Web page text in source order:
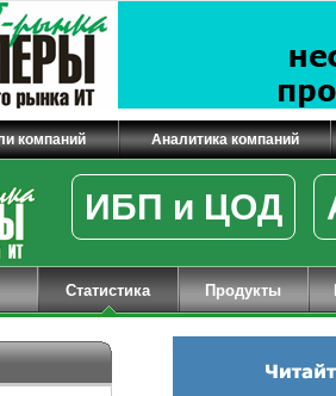
компаний Аналитика компаний
ИБП и ЦОД
Статистика Продукты